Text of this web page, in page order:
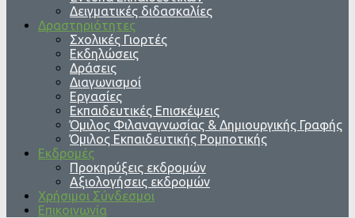
Δειγματικές διδασκαλίες
Δραστηριότητες
Σχολικές Γιορτές
Εκδηλώσεις
Δράσεις
Διαγωνισμοί
Εργασίες
Εκπαιδευτικές Επισκέψεις
Όμιλος Φιλαναγνωσίας & Δημιουργικής Γραφής
Όμιλος Εκπαιδευτικής Ρομποτικής
Εκδρομές
Προκηρύξεις εκδρομών
Αξιολογήσεις εκδρομών
Χρήσιμοι Σύνδεσμοι
Επικοινωνία